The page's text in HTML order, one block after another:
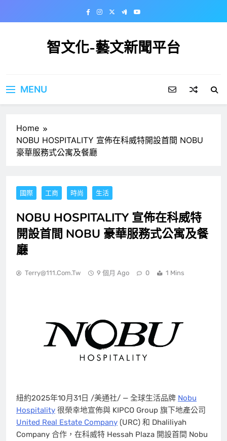
智文化-藝文新聞平台
MENU
Home
NOBU HOSPITALITY 宣佈在科威特開設首間 NOBU
豪華服務式公寓及餐廳
國際 工商 時尚 生活
NOBU HOSPITALITY 宣佈在科威特
開設首間 NOBU 豪華服務式公寓及餐
廳
Terry@111.com.tw 9 個月 Ago 0 1 Mins
紐約2025年10月31日 /美通社/ — 全球生活品牌 Nobu
Hospitality 很榮幸地宣佈與 KIPCO Group 旗下地產公司
United Real Estate Company (URC) 和 Dhaliliyah
Company 合作，在科威特 Hessah Plaza 開設首間 Nobu